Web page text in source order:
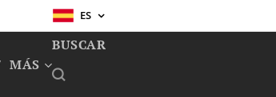
ES
MÁS
BUSCAR